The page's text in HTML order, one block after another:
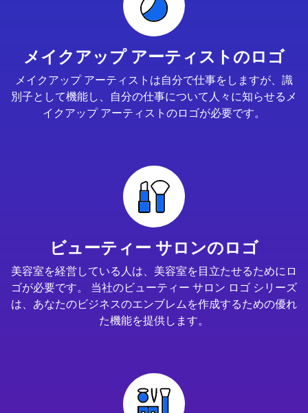
メイクアップ アーティストのロゴ
メイクアップ アーティストは自分で仕事をしますが、識
別子として機能し、自分の仕事について人々に知らせるメ
イクアップ アーティストのロゴが必要です。
ビューティー サロンのロゴ
美容室を経営している人は、美容室を目立たせるためにロ
ゴが必要です。 当社のビューティー サロン ロゴ シリーズ
は、あなたのビジネスのエンブレムを作成するための優れ
た機能を提供します。